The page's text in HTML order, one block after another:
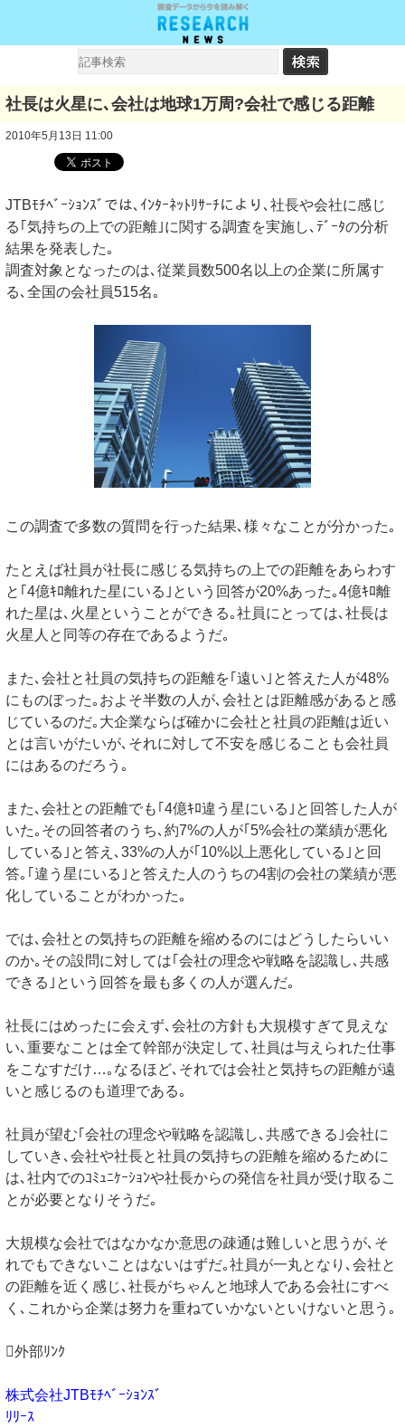
社長は火星に､会社は地球1万周?会社で感じる距離
2010年5月13日 11:00
JTBﾓﾁﾍﾞｰｼｮﾝｽﾞでは､ｲﾝﾀｰﾈｯﾄﾘｻｰﾁにより､社長や会社に感じ
る｢気持ちの上での距離｣に関する調査を実施し､ﾃﾞｰﾀの分析
結果を発表した｡
調査対象となったのは､従業員数500名以上の企業に所属す
る､全国の会社員515名｡
この調査で多数の質問を行った結果､様々なことが分かった｡
たとえば社員が社長に感じる気持ちの上での距離をあらわす
と｢4億ｷﾛ離れた星にいる｣という回答が20%あった｡4億ｷﾛ離
れた星は､火星ということができる｡社員にとっては､社長は
火星人と同等の存在であるようだ｡
また､会社と社員の気持ちの距離を｢遠い｣と答えた人が48%
にものぼった｡およそ半数の人が､会社とは距離感があると感
じているのだ｡大企業ならば確かに会社と社員の距離は近い
とは言いがたいが､それに対して不安を感じることも会社員
にはあるのだろう｡
また､会社との距離でも｢4億ｷﾛ違う星にいる｣と回答した人が
いた｡その回答者のうち､約7%の人が｢5%会社の業績が悪化
している｣と答え､33%の人が｢10%以上悪化している｣と回
答｡｢違う星にいる｣と答えた人のうちの4割の会社の業績が悪
化していることがわかった｡
では､会社との気持ちの距離を縮めるのにはどうしたらいい
のか｡その設問に対しては｢会社の理念や戦略を認識し､共感
できる｣という回答を最も多くの人が選んだ｡
社長にはめったに会えず､会社の方針も大規模すぎて見えな
い､重要なことは全て幹部が決定して､社員は与えられた仕事
をこなすだけ…｡なるほど､それでは会社と気持ちの距離が遠
いと感じるのも道理である｡
社員が望む｢会社の理念や戦略を認識し､共感できる｣会社に
していき､会社や社長と社員の気持ちの距離を縮めるために
は､社内でのｺﾐｭﾆｹｰｼｮﾝや社長からの発信を社員が受け取るこ
とが必要となりそうだ｡
大規模な会社ではなかなか意思の疎通は難しいと思うが､そ
れでもできないことはないはずだ｡社員が一丸となり､会社と
の距離を近く感じ､社長がちゃんと地球人である会社にすべ
く､これから企業は努力を重ねていかないといけないと思う｡
外部ﾘﾝｸ
株式会社JTBﾓﾁﾍﾞｰｼｮﾝｽﾞ
ﾘﾘｰｽ